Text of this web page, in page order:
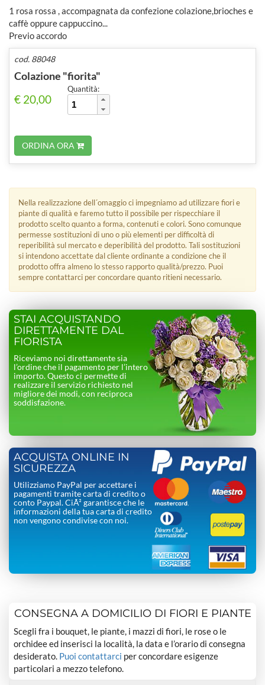
1 rosa rossa , accompagnata da confezione colazione,brioches e
caffè oppure cappuccino...
Previo accordo
cod. 88048
Colazione "fiorita"
€ 20,00
Quantità:
ORDINA ORA
Nella realizzazione dell´omaggio ci impegniamo ad utilizzare fiori e
piante di qualità e faremo tutto il possibile per rispecchiare il
prodotto scelto quanto a forma, contenuti e colori. Sono comunque
permesse sostituzioni di uno o più elementi per difficoltà di
reperibilità sul mercato e deperibilità del prodotto. Tali sostituzioni
si intendono accettate dal cliente ordinante a condizione che il
prodotto offra almeno lo stesso rapporto qualità/prezzo. Puoi
sempre contattarci per concordare quanto ritieni necessario.
STAI ACQUISTANDO
DIRETTAMENTE DAL
FIORISTA
Riceviamo noi direttamente sia
l’ordine che il pagamento per l’intero
importo. Questo ci permette di
realizzare il servizio richiesto nel
migliore dei modi, con reciproca
soddisfazione.
ACQUISTA ONLINE IN
SICUREZZA
Utilizziamo PayPal per accettare i
pagamenti tramite carta di credito o
conto Paypal. CiÃ² garantisce che le
informazioni della tua carta di credito
non vengono condivise con noi.
CONSEGNA A DOMICILIO DI FIORI E PIANTE
Scegli fra i bouquet, le piante, i mazzi di fiori, le rose o le
orchidee ed inserisci la località, la data e l’orario di consegna
desiderato. Puoi contattarci per concordare esigenze
particolari a mezzo telefono.